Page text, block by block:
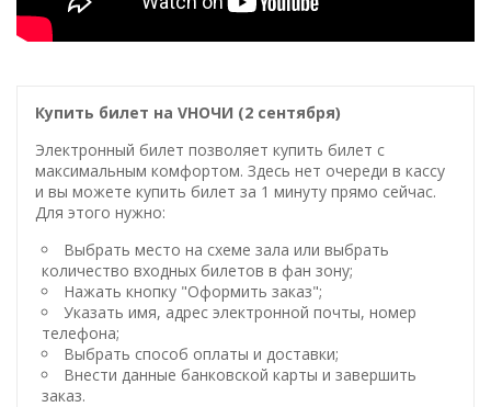
Купить билет на VНОЧИ (2 сентября)
Электронный билет позволяет купить билет с
максимальным комфортом. Здесь нет очереди в кассу
и вы можете купить билет за 1 минуту прямо сейчас.
Для этого нужно:
Выбрать место на схеме зала или выбрать
количество входных билетов в фан зону;
Нажать кнопку "Оформить заказ";
Указать имя, адрес электронной почты, номер
телефона;
Выбрать способ оплаты и доставки;
Внести данные банковской карты и завершить
заказ.